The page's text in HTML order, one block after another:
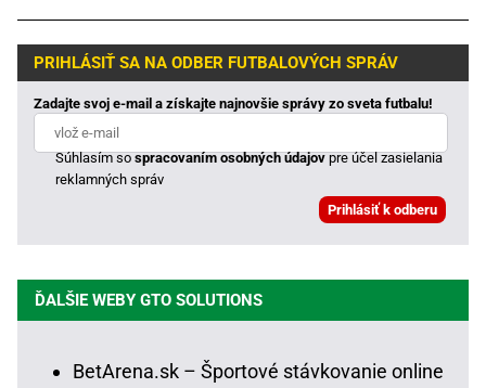
PRIHLÁSIŤ SA NA ODBER FUTBALOVÝCH SPRÁV
Zadajte svoj e-mail a získajte najnovšie správy zo sveta futbalu!
Súhlasím sospracovaním osobných údajovpre účel zasielania
reklamných správ
ĎALŠIE WEBY GTO SOLUTIONS
BetArena.sk – Športové stávkovanie online